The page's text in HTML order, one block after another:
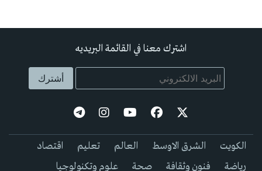
اشترك معنا في القائمة البريديه
الكويت الشرق الاوسط العالم تعليم
اقتصاد
رياضة
فنون وثقافة صحة علوم وتكنولوجيا